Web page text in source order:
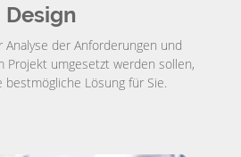
Design
Analyse der Anforderungen und
Projekt umgesetzt werden sollen,
bestmögliche Lösung für Sie.